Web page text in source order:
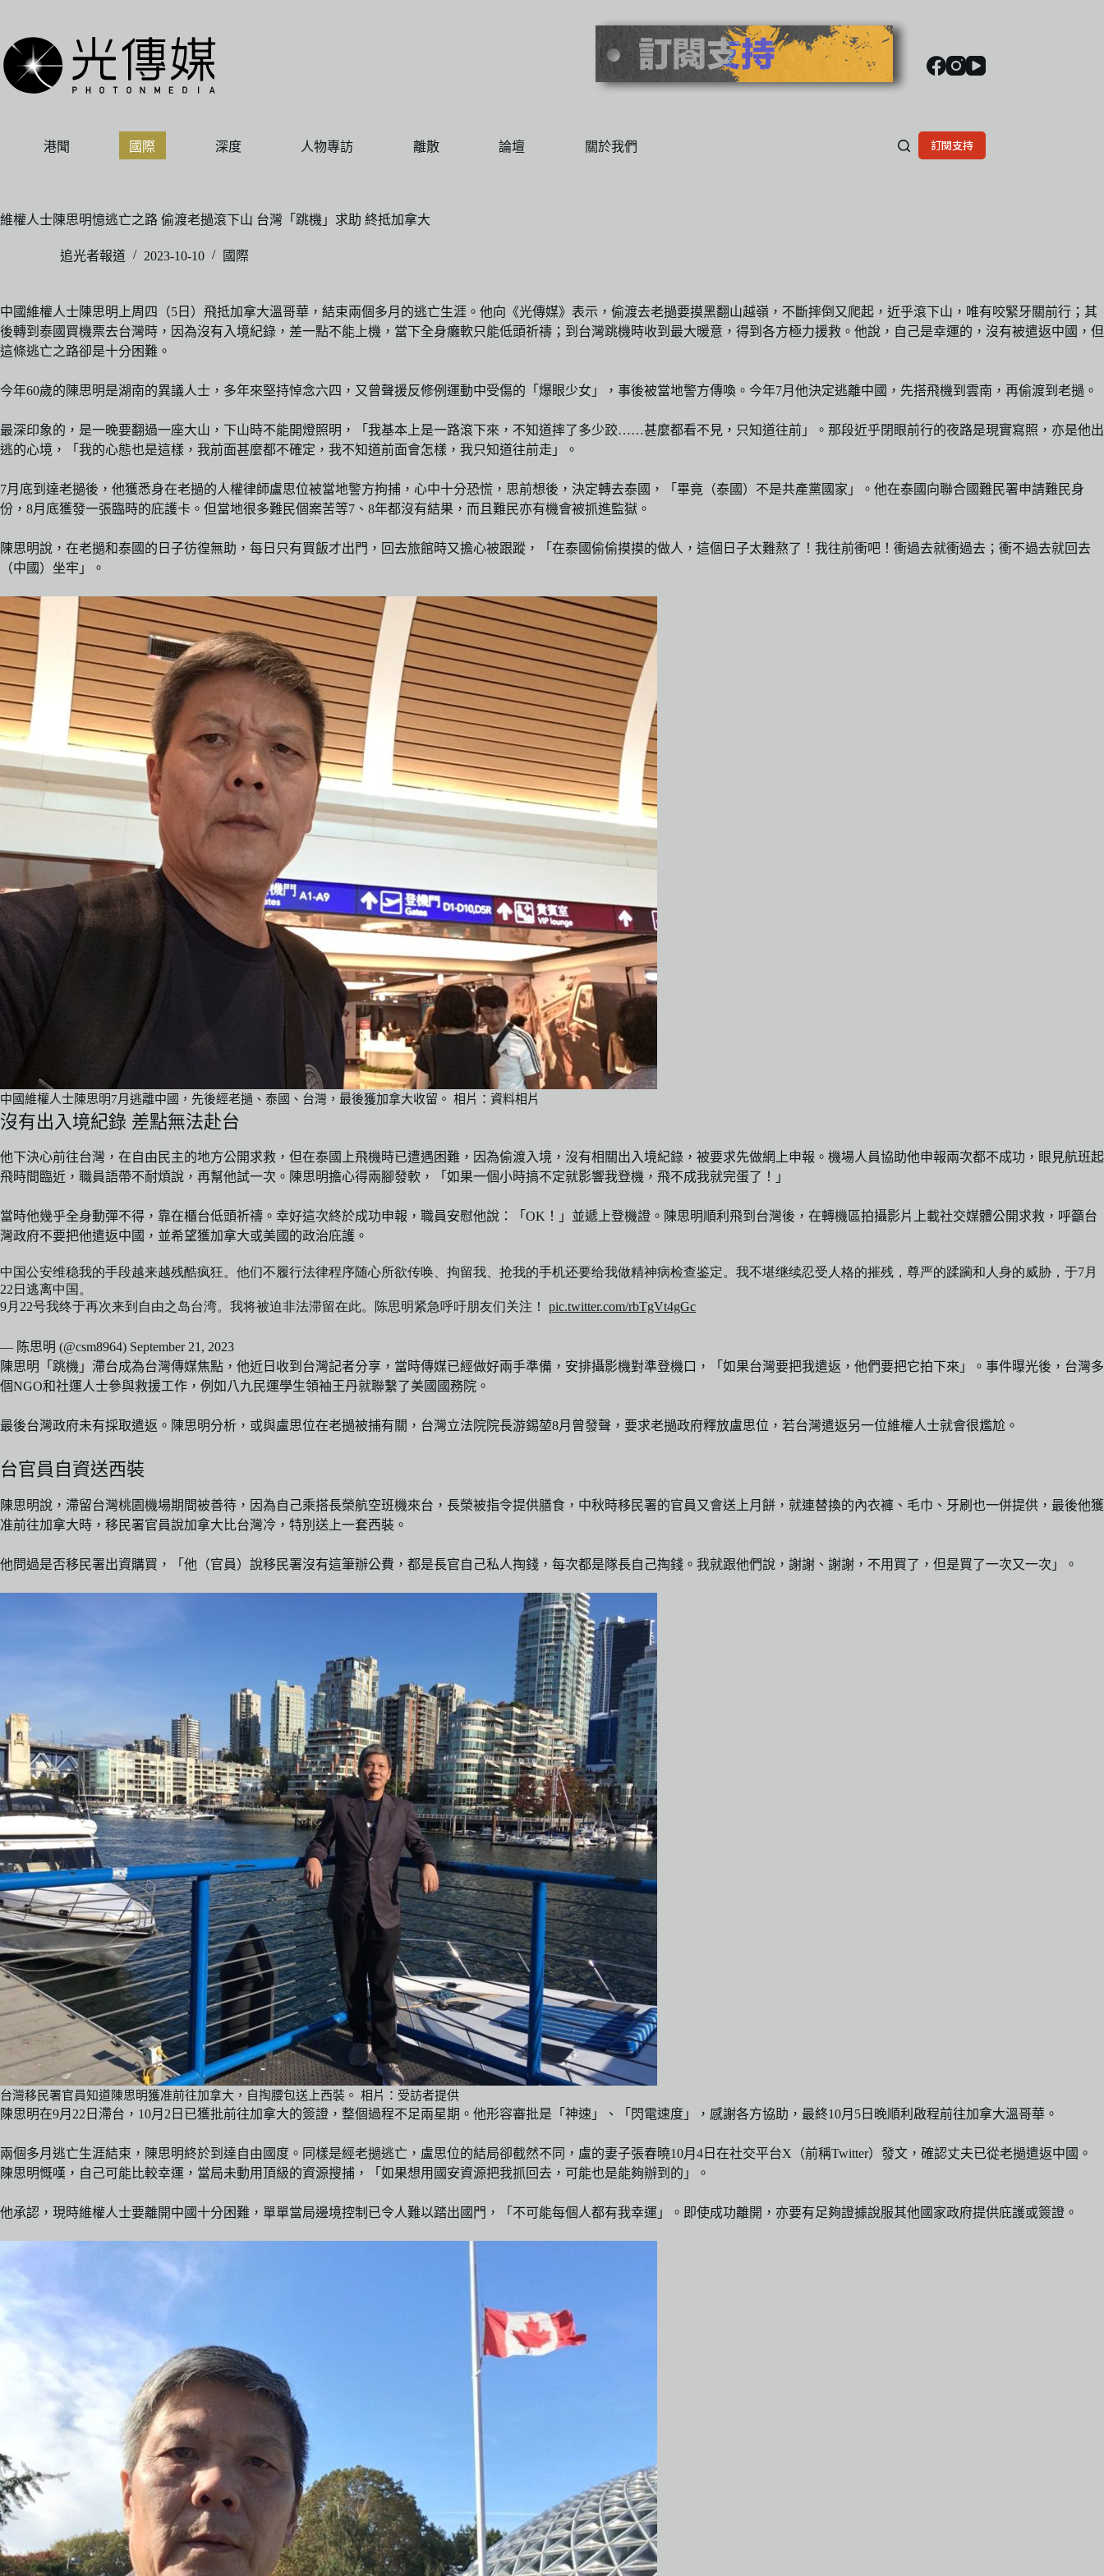
主
要
內
港聞 國際 深度 人物專訪 離散 論壇 關於我們 訂閱支持
維權人士陳思明憶逃亡之路 偷渡老撾滾下山 台灣「跳機」求助 終抵加拿大
追光者報道 2023-10-10 國際
中國維權人士陳思明上周四（5日）飛抵加拿大溫哥華，結束兩個多月的逃亡生涯。他向《光傳媒》表示，偷渡去老撾要摸黑翻山越嶺，不斷摔倒又爬起，近乎滾下山，唯有咬緊牙關前行；其
後轉到泰國買機票去台灣時，因為沒有入境紀錄，差一點不能上機，當下全身癱軟只能低頭祈禱；到台灣跳機時收到最大暖意，得到各方極力援救。他說，自己是幸運的，沒有被遣返中國，但
這條逃亡之路卻是十分困難。
今年60歲的陳思明是湖南的異議人士，多年來堅持悼念六四，又曾聲援反修例運動中受傷的「爆眼少女」，事後被當地警方傳喚。今年7月他決定逃離中國，先搭飛機到雲南，再偷渡到老撾。
最深印象的，是一晚要翻過一座大山，下山時不能開燈照明，「我基本上是一路滾下來，不知道摔了多少跤……甚麼都看不見，只知道往前」。那段近乎閉眼前行的夜路是現實寫照，亦是他出
逃的心境，「我的心態也是這樣，我前面甚麼都不確定，我不知道前面會怎樣，我只知道往前走」。
7月底到達老撾後，他獲悉身在老撾的人權律師盧思位被當地警方拘捕，心中十分恐慌，思前想後，決定轉去泰國，「畢竟（泰國）不是共產黨國家」。他在泰國向聯合國難民署申請難民身
份，8月底獲發一張臨時的庇護卡。但當地很多難民個案苦等7、8年都沒有結果，而且難民亦有機會被抓進監獄。
陳思明說，在老撾和泰國的日子彷徨無助，每日只有買飯才出門，回去旅館時又擔心被跟蹤，「在泰國偷偷摸摸的做人，這個日子太難熬了！我往前衝吧！衝過去就衝過去；衝不過去就回去
（中國）坐牢」。
中國維權人士陳思明7月逃離中國，先後經老撾、泰國、台灣，最後獲加拿大收留。 相片：資料相片
沒有出入境紀錄 差點無法赴台
他下決心前往台灣，在自由民主的地方公開求救，但在泰國上飛機時已遭遇困難，因為偷渡入境，沒有相關出入境紀錄，被要求先做網上申報。機場人員協助他申報兩次都不成功，眼見航班起
飛時間臨近，職員語帶不耐煩說，再幫他試一次。陳思明擔心得兩腳發軟，「如果一個小時搞不定就影響我登機，飛不成我就完蛋了！」
當時他幾乎全身動彈不得，靠在櫃台低頭祈禱。幸好這次終於成功申報，職員安慰他說：「OK！」並遞上登機證。陳思明順利飛到台灣後，在轉機區拍攝影片上載社交媒體公開求救，呼籲台
灣政府不要把他遣返中國，並希望獲加拿大或美國的政治庇護。
中国公安维稳我的手段越来越残酷疯狂。他们不履行法律程序随心所欲传唤、拘留我、抢我的手机还要给我做精神病检查鉴定。我不堪继续忍受人格的摧残，尊严的蹂躏和人身的威胁，于7月
22日逃离中国。
9月22号我终于再次来到自由之岛台湾。我将被迫非法滞留在此。陈思明紧急呼吁朋友们关注！ pic.twitter.com/rbTgVt4gGc
— 陈思明 (@csm8964) September 21, 2023
陳思明「跳機」滯台成為台灣傳媒焦點，他近日收到台灣記者分享，當時傳媒已經做好兩手準備，安排攝影機對準登機口，「如果台灣要把我遣返，他們要把它拍下來」。事件曝光後，台灣多
個NGO和社運人士參與救援工作，例如八九民運學生領袖王丹就聯繫了美國國務院。
最後台灣政府未有採取遣返。陳思明分析，或與盧思位在老撾被捕有關，台灣立法院院長游錫堃8月曾發聲，要求老撾政府釋放盧思位，若台灣遣返另一位維權人士就會很尷尬。
台官員自資送西裝
陳思明說，滯留台灣桃園機場期間被善待，因為自己乘搭長榮航空班機來台，長榮被指令提供膳食，中秋時移民署的官員又會送上月餅，就連替換的內衣褲、毛巾、牙刷也一併提供，最後他獲
准前往加拿大時，移民署官員說加拿大比台灣冷，特別送上一套西裝。
他問過是否移民署出資購買，「他（官員）說移民署沒有這筆辦公費，都是長官自己私人掏錢，每次都是隊長自己掏錢。我就跟他們說，謝謝、謝謝，不用買了，但是買了一次又一次」。
台灣移民署官員知道陳思明獲准前往加拿大，自掏腰包送上西裝。 相片：受訪者提供
陳思明在9月22日滯台，10月2日已獲批前往加拿大的簽證，整個過程不足兩星期。他形容審批是「神速」、「閃電速度」，感謝各方協助，最終10月5日晚順利啟程前往加拿大溫哥華。
兩個多月逃亡生涯結束，陳思明終於到達自由國度。同樣是經老撾逃亡，盧思位的結局卻截然不同，盧的妻子張春曉10月4日在社交平台X（前稱Twitter）發文，確認丈夫已從老撾遣返中國。
陳思明慨嘆，自己可能比較幸運，當局未動用頂級的資源搜捕，「如果想用國安資源把我抓回去，可能也是能夠辦到的」。
他承認，現時維權人士要離開中國十分困難，單單當局邊境控制已令人難以踏出國門，「不可能每個人都有我幸運」。即使成功離開，亦要有足夠證據說服其他國家政府提供庇護或簽證。